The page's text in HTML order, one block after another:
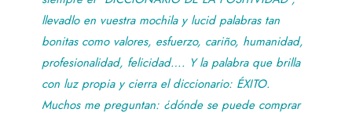
llevadlo en vuestra mochila y lucid palabras tan
bonitas como valores, esfuerzo, cariño, humanidad,
profesionalidad, felicidad…. Y la palabra que brilla
con luz propia y cierra el diccionario: ÉXITO.
Muchos me preguntan: ¿dónde se puede comprar